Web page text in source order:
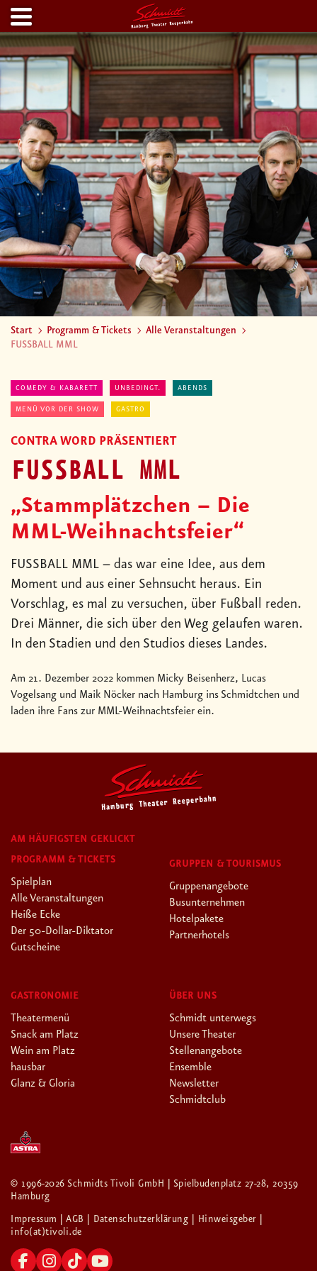
Start Programm & Tickets
Alle Veranstaltungen
FUSSBALL MML
COMEDY & KABARETT UNBEDINGT. ABENDS
MENÜ VOR DER SHOW GASTRO
CONTRA WORD PRÄSENTIERT
FUSSBALL MML
„Stammplätzchen – Die
MML-Weihnachtsfeier“
FUSSBALL MML – das war eine Idee, aus dem
Moment und aus einer Sehnsucht heraus. Ein
Vorschlag, es mal zu versuchen, über Fußball reden.
Drei Männer, die sich über den Weg gelaufen waren.
In den Stadien und den Studios dieses Landes.
Am 21. Dezember 2022 kommen Micky Beisenherz, Lucas
Vogelsang und Maik Nöcker nach Hamburg ins Schmidtchen und
laden ihre Fans zur MML-Weihnachtsfeier ein.
AM HÄUFIGSTEN GEKLICKT
PROGRAMM & TICKETS
Spielplan
Alle Veranstaltungen
Heiße Ecke
Der 50-Dollar-Diktator
Gutscheine
GRUPPEN & TOURISMUS
Gruppenangebote
Busunternehmen
Hotelpakete
Partnerhotels
GASTRONOMIE
Theatermenü
Snack am Platz
Wein am Platz
hausbar
Glanz & Gloria
ÜBER UNS
Schmidt unterwegs
Unsere Theater
Stellenangebote
Ensemble
Newsletter
Schmidtclub
© 1996-2026 Schmidts Tivoli GmbH | Spielbudenplatz 27-28, 20359
Hamburg
Impressum
| AGB | Datenschutzerklärung | Hinweisgeber
info(at)tivoli.de